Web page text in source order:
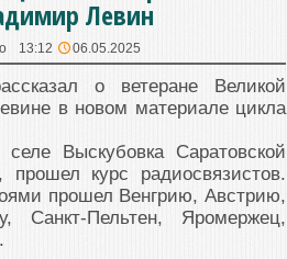
Левин
13:12 06.05.2025
о ветеране Великой
в новом материале цикла
Выскубовка Саратовской
курс радиосвязистов.
прошел Венгрию, Австрию,
Санкт-Пельтен, Яромержец,